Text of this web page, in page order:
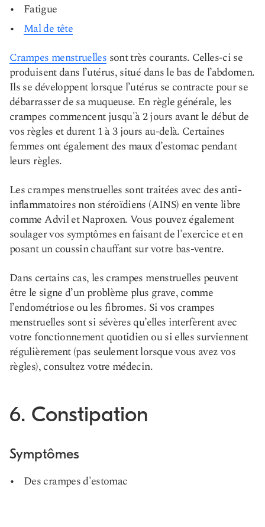
Fatigue
Mal de tête
Crampes menstruelles sont très courants. Celles-ci se
produisent dans l’utérus, situé dans le bas de l’abdomen.
Ils se développent lorsque l’utérus se contracte pour se
débarrasser de sa muqueuse. En règle générale, les
crampes commencent jusqu'à 2 jours avant le début de
vos règles et durent 1 à 3 jours au-delà. Certaines
femmes ont également des maux d’estomac pendant
leurs règles.
Les crampes menstruelles sont traitées avec des anti-
inflammatoires non stéroïdiens (AINS) en vente libre
comme Advil et Naproxen. Vous pouvez également
soulager vos symptômes en faisant de l'exercice et en
posant un coussin chauffant sur votre bas-ventre.
Dans certains cas, les crampes menstruelles peuvent
être le signe d’un problème plus grave, comme
l’endométriose ou les fibromes. Si vos crampes
menstruelles sont si sévères qu’elles interfèrent avec
votre fonctionnement quotidien ou si elles surviennent
régulièrement (pas seulement lorsque vous avez vos
règles), consultez votre médecin.
6. Constipation
Symptômes
Des crampes d'estomac